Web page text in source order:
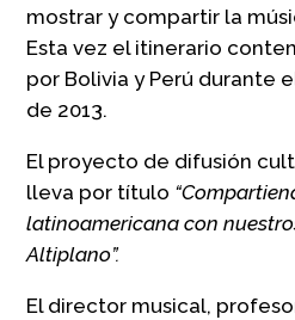
mostrar y compartir la
Esta vez el itinerario
por Bolivia y Perú durante
de 2013.
El proyecto de difusión
lleva por título
latinoamericana con
Altiplano”.
El director musical,